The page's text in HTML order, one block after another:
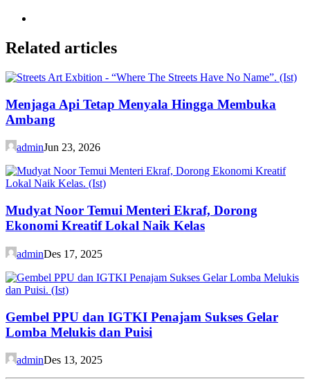
Related articles
Menjaga Api Tetap Menyala Hingga Membuka
Ambang
adminJun 23, 2026
Mudyat Noor Temui Menteri Ekraf, Dorong
Ekonomi Kreatif Lokal Naik Kelas
adminDes 17, 2025
Gembel PPU dan IGTKI Penajam Sukses Gelar
Lomba Melukis dan Puisi
adminDes 13, 2025